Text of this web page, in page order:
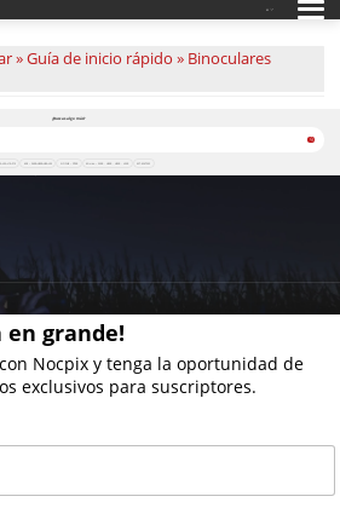
ES
» Guía de inicio rápido » Binoculares
¿Buscas algo más?
ACE – S60R•H50R•H50•L35 NOCHE – D70R Misión – S50R · H50R · H35R · L35R MT-M6T25S
en grande!
Nocpix y tenga la oportunidad de
exclusivos para suscriptores.